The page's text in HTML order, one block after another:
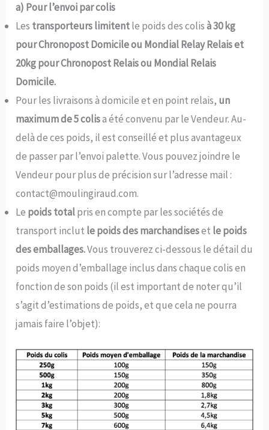
a) Pour l’envoi par colis
Les transporteurs limitentle poids des colisà 30 kg
pour Chronopost Domicile ou Mondial Relay Relais et
20kg pour Chronopost Relais ou Mondial Relais
Domicile.
Pour les livraisons à domicile et en point relais, un
maximum de 5 colisa été convenu par le Vendeur. Au-
delà de ces poids, il est conseillé et plus avantageux
de passer par l’envoi palette. Vous pouvez joindre le
Vendeur pour plus de précision sur l’adresse mail :
contact@moulingiraud.com.
Le poids totalpris en compte par les sociétés de
transport inclut le poids des marchandiseset le poids
des emballages.Vous trouverez ci-dessous le détail du
poids moyen d’emballage inclus dans chaque colis en
fonction de son poids (il est important de noter qu’il
s’agit d’estimations de poids, et que cela ne pourra
jamais faire l’objet):